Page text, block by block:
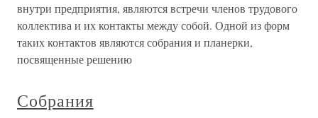
внутри предприятия, являются встречи членов трудового
коллектива и их контакты между собой. Одной из форм
таких контактов являются собрания и планерки,
посвященные решению
Собрания